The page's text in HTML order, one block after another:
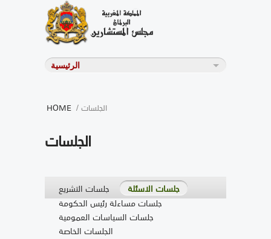
HOME / الجلسات
الجلسات
جلسات التشريع
جلسات الاسئلة
جلسات مساءلة رئيس الحكومة
جلسات السياسات العمومية
الجلسات الخاصة